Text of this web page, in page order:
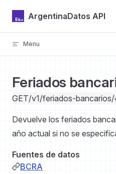
Skip to content
ArgentinaDatos API
Menu
Introducción
GitHub
Feriados
GET/v1/feriados-
Devuelve los feriados
año actual si no se
Fuentes de datos
BCRA